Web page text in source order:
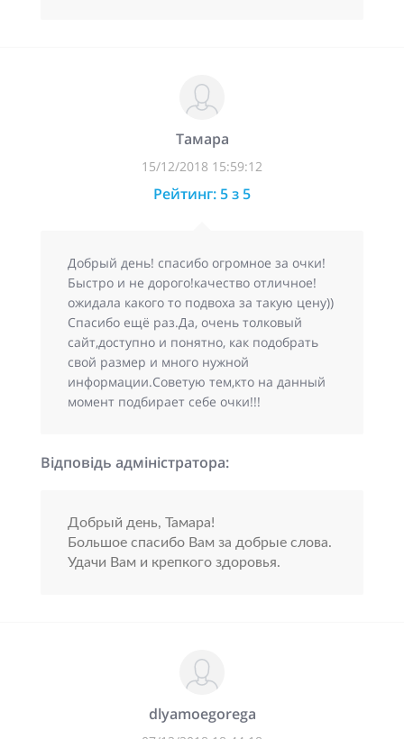
Тамара
15/12/2018 15:59:12
Рейтинг: 5 з 5
Добрый день! спасибо огромное за очки!
Быстро и не дорого!качество отличное!
ожидала какого то подвоха за такую цену))
Спасибо ещё раз.Да, очень толковый
сайт,доступно и понятно, как подобрать
свой размер и много нужной
информации.Советую тем,кто на данный
момент подбирает себе очки!!!
Відповідь адміністратора:
Добрый день, Тамара!
Большое спасибо Вам за добрые слова.
Удачи Вам и крепкого здоровья.
dlyamoegorega